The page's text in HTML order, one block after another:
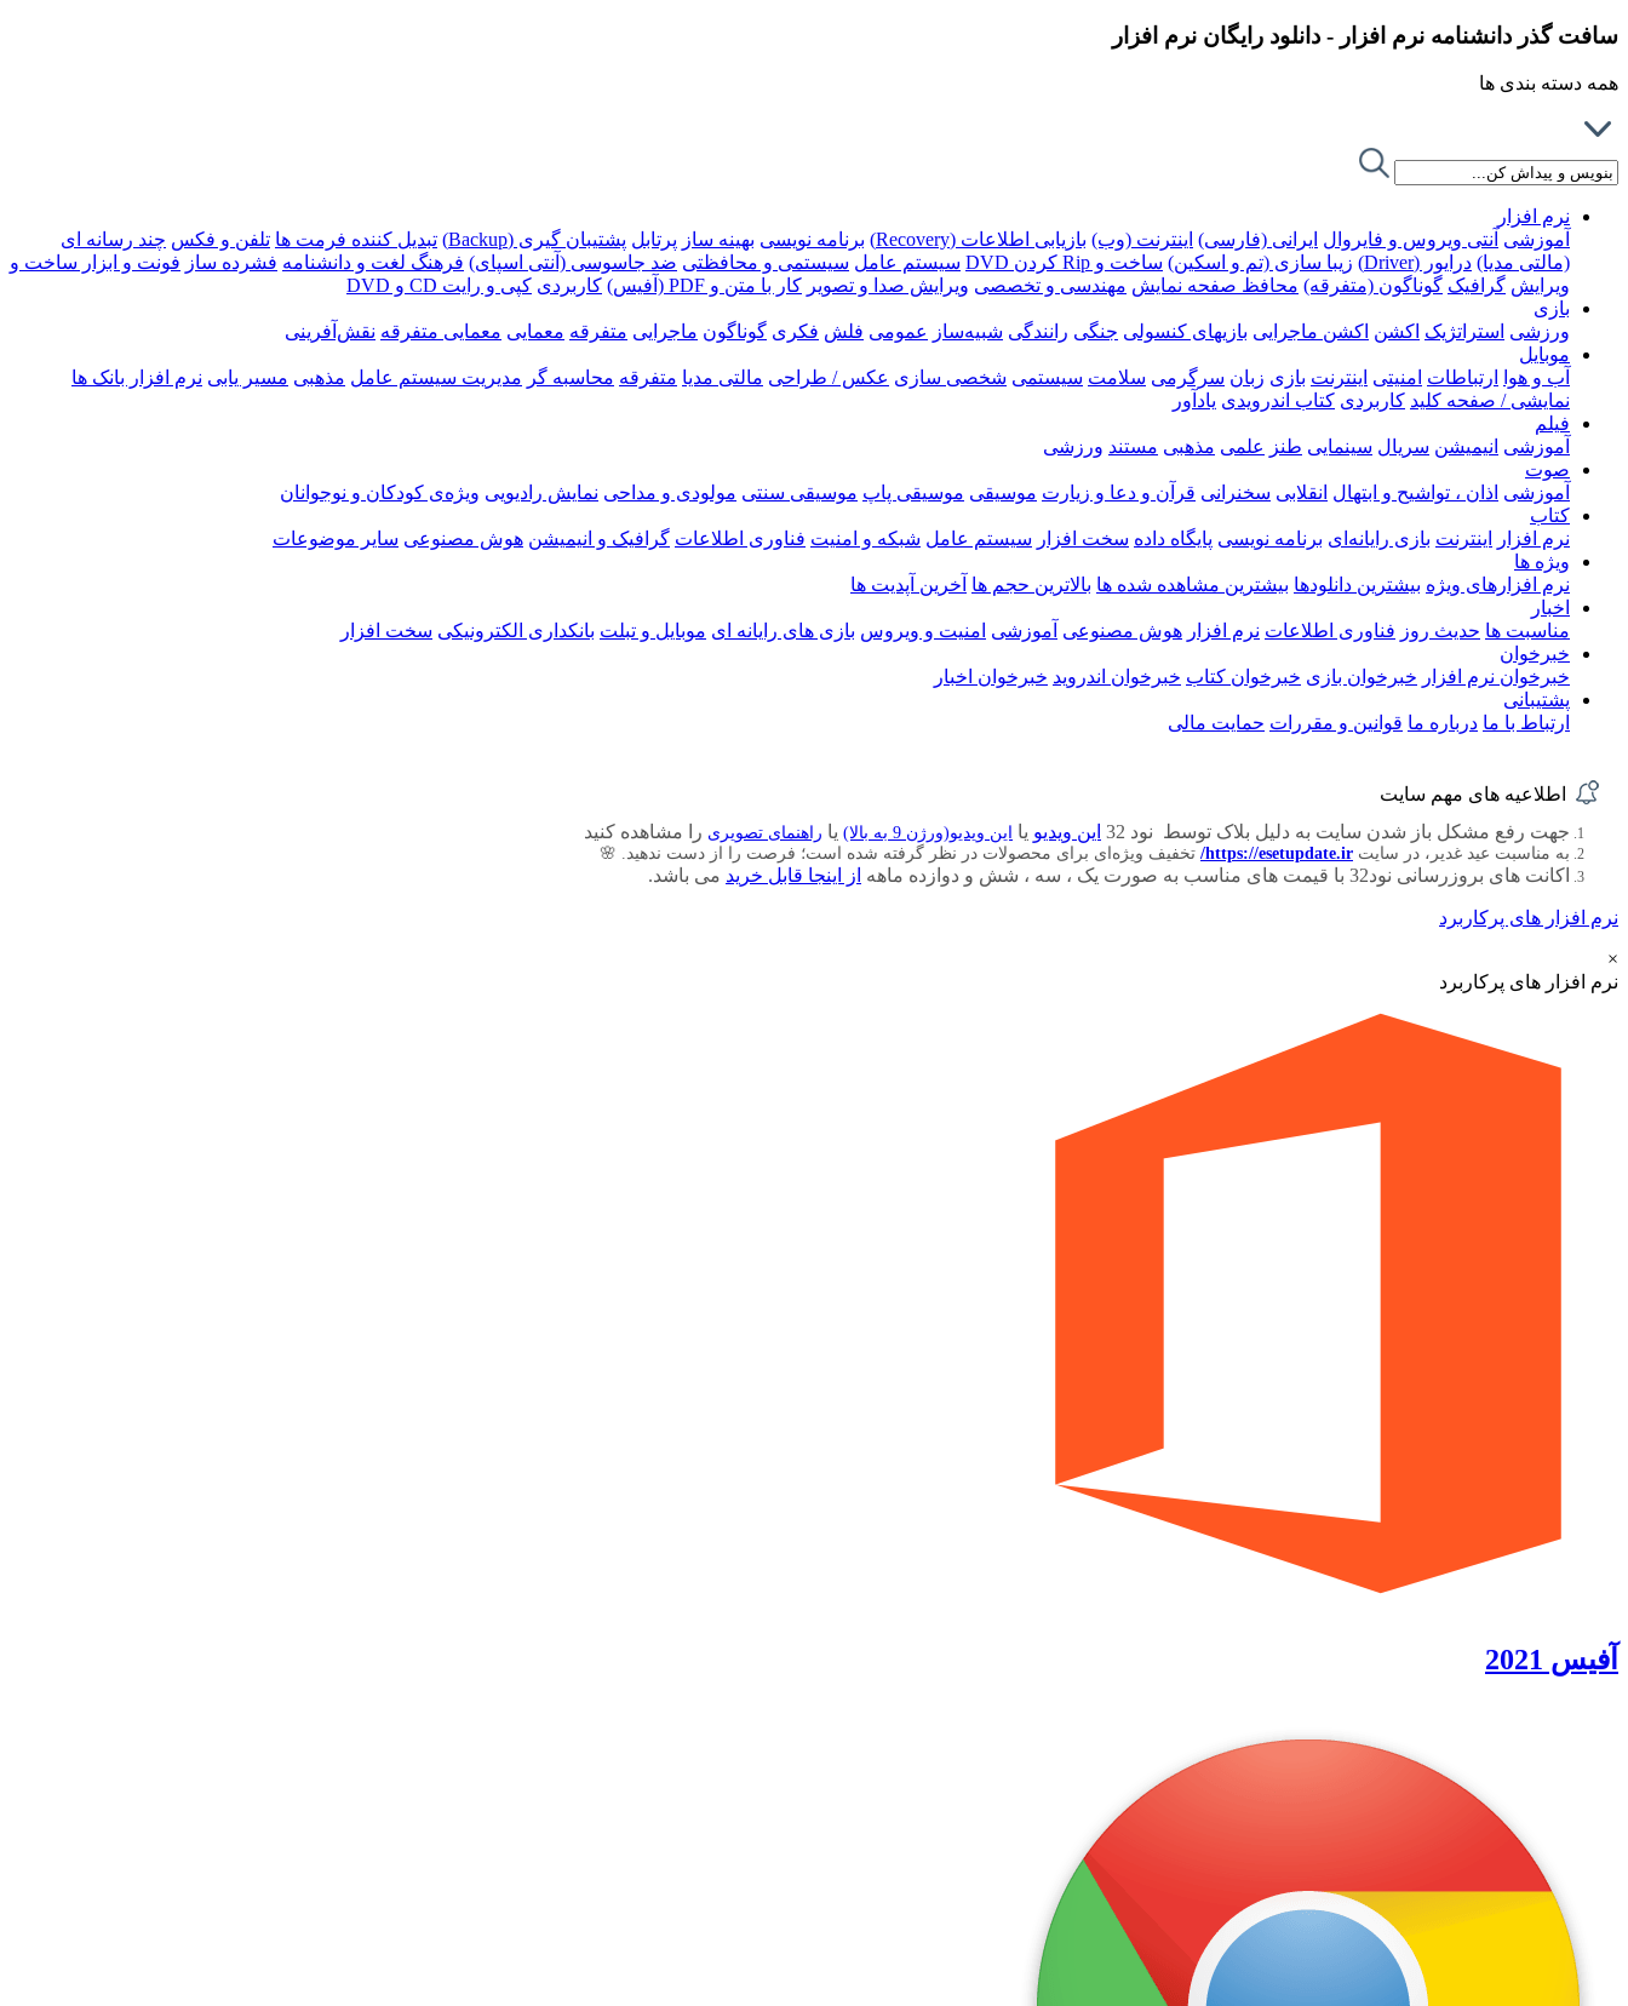
سافت گذر دانشنامه نرم افزار - دانلود رایگان نرم افزار
همه دسته بندی ها
نرم افزار
آموزشی آنتی ویروس و فایروال ایرانی (فارسی) اینترنت (وب) بازیابی اطلاعات (Recovery) برنامه نویسی بهینه ساز پرتابل پشتیبان گیری (Backup) تبدیل کننده فرمت ها تلفن و فکس چند رسانه ای
(مالتی مدیا) درایور (Driver) زیبا سازی (تم و اسکین) ساخت و Rip کردن DVD سیستم عامل سیستمی و محافظتی ضد جاسوسی (آنتی اسپای) فرهنگ لغت و دانشنامه فشرده ساز فونت و ابزار ساخت و
ویرایش گرافیک گوناگون (متفرقه) محافظ صفحه نمایش مهندسی و تخصصی ویرایش صدا و تصویر کار با متن و PDF (آفیس) کاربردی کپی و رایت CD و DVD
بازی
ورزشی استراتژیک اکشن اکشن ماجرایی بازیهای کنسولی جنگی رانندگی شبیه‌ساز عمومی فلش فکری گوناگون ماجرایی متفرقه معمایی معمایی متفرقه نقش‌آفرینی
موبایل
آب و هوا
ارتباطات امنیتی اینترنت بازی زبان سرگرمی سلامت سیستمی شخصی سازی عکس / طراحی مالتی مدیا متفرقه محاسبه گر مدیریت سیستم عامل مذهبی مسیر یابی نرم افزار بانک ها
نمایشی / صفحه کلید کاربردی کتاب اندرویدی یادآور
فیلم
آموزشی انیمیشن سریال سینمایی طنز علمی مذهبی مستند ورزشی
صوت
آموزشی اذان ، تواشیح و ابتهال انقلابی سخنرانی قرآن و دعا و زیارت موسیقی موسیقی پاپ موسیقی سنتی مولودی و مداحی نمایش رادیویی ویژه‌ی کودکان و نوجوانان
کتاب
نرم افزار
اینترنت بازی رایانه‌ای برنامه نویسی پایگاه داده سخت افزار سیستم عامل شبکه و امنیت فناوری اطلاعات گرافیک و انیمیشن هوش مصنوعی سایر موضوعات
ویژه ها
نرم افزارهای ویژه بیشترین دانلودها بیشترین مشاهده شده ها بالاترین حجم ها آخرین آپدیت ها
اخبار
مناسبت ها حدیث روز فناوری اطلاعات نرم افزار هوش مصنوعی آموزشی امنیت و ویروس بازی های رایانه ای موبایل و تبلت بانکداری الکترونیکی سخت افزار
خبرخوان
خبرخوان نرم افزار خبرخوان بازی خبرخوان کتاب خبرخوان اندروید خبرخوان اخبار
پشتیبانی
ارتباط با ما درباره ما قوانین و مقررات حمایت مالی
اطلاعیه های مهم سایت
جهت رفع مشکل باز شدن سایت به دلیل بلاک توسط نود 32
این ویدیو یا این ویدیو(ورژن 9 به بالا) یا راهنمای تصویری را مشاهده کنید
به مناسبت عید غدیر، در سایت https://esetupdate.ir/ تخفیف ویژه‌ای برای محصولات در نظر گرفته شده است؛ فرصت را از دست ندهید. 🌸
اکانت های بروزرسانی نود32 با قیمت های مناسب به صورت یک ، سه ، شش و دوازده ماهه از اینجا قابل خرید می باشد.
نرم افزار های پرکاربرد
×
نرم افزار های پرکاربرد
آفیس 2021